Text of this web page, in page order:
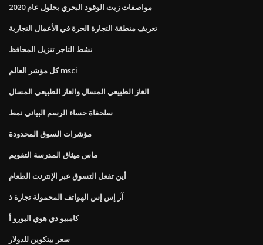
مواصفات زيت الوقود البحري بحلول عام 2020
تعريف منطقة التجارة الحرة في الأعمال التجارية
نشط التاجر تنزيل المحافظ
كل مؤشر العالم msci
الغاز الطبيعي المسال والغاز الطبيعي المسال
سلحفاة حساء الرسم البياني نمط
مؤشرات السوق المحدودة
ماس ميثاق المدرسة التقويم
أين تفعل التسوق عبر الإنترنت الطعام
آر إس إس الهواتف المحمولة تجارة ذ
كامبيو دي هوي اليورو أ
سعر بيتكوين للدولار